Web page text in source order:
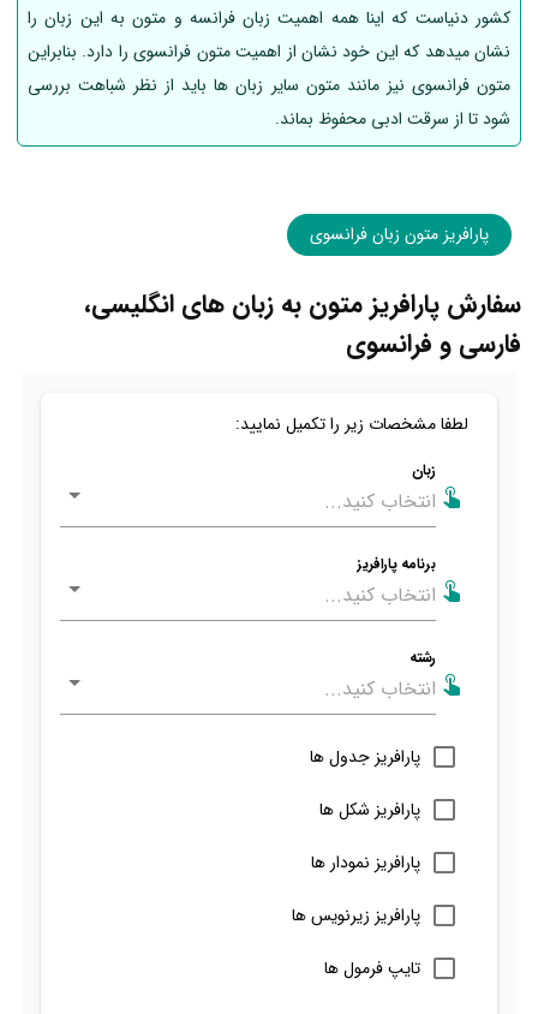
کشور دنیاست که اینا همه اهمیت زبان فرانسه و متون به این زبان را
نشان میدهد که این خود نشان از اهمیت متون فرانسوی را دارد. بنابراین
متون فرانسوی نیز مانند متون سایر زبان ها باید از نظر شباهت بررسی
شود تا از سرقت ادبی محفوظ بماند.
پارافریز متون زبان فرانسوی
سفارش پارافریز متون به زبان های انگلیسی،
فارسی و فرانسوی